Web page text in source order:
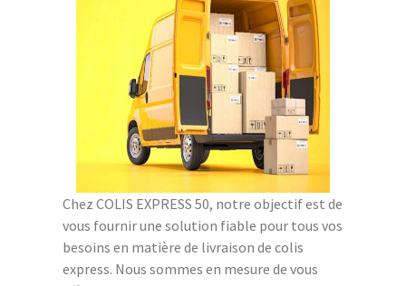
Chez COLIS EXPRESS 50, notre objectif est de
vous fournir une solution fiable pour tous vos
besoins en matière de livraison de colis
express. Nous sommes en mesure de vous